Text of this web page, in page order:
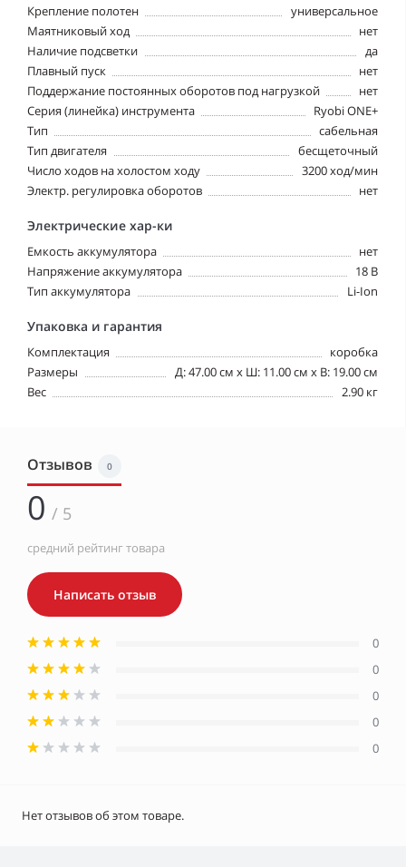
Крепление полотен
универсальное
Маятниковый ход
нет
Наличие подсветки
да
Плавный пуск
нет
Поддержание постоянных оборотов под нагрузкой
нет
Серия (линейка) инструмента
Ryobi ONE+
Тип
сабельная
Тип двигателя
бесщеточный
Число ходов на холостом ходу
3200 ход/мин
Электр. регулировка оборотов
нет
Электрические хар-ки
Емкость аккумулятора
нет
Напряжение аккумулятора
18 В
Тип аккумулятора
Li-Ion
Упаковка и гарантия
Комплектация
коробка
Размеры
Д: 47.00 см х Ш: 11.00 см x В: 19.00 см
Вес
2.90 кг
Отзывов 0
0 / 5
средний рейтинг товара
Написать отзыв
0
0
0
0
0
Нет отзывов об этом товаре.